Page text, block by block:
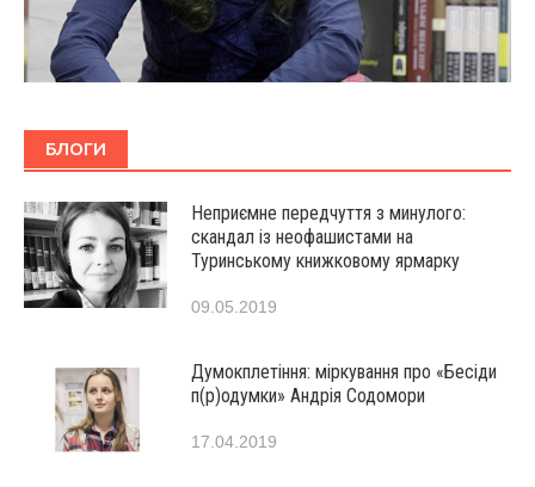
БЛОГИ
Неприємне передчуття з минулого:
скандал із неофашистами на
Туринському книжковому ярмарку
09.05.2019
Думокплетіння: міркування про «Бесіди
п(р)одумки» Андрія Содомори
17.04.2019